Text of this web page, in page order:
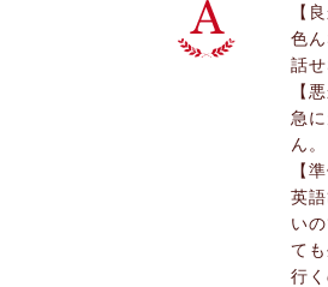
【
色
話
【
急
ん。
【
英
い
て
行